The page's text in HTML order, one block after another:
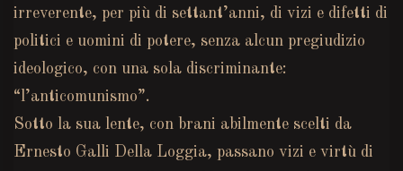
irreverente, per più di settant’anni, di vizi e difetti di
politici e uomini di potere, senza alcun pregiudizio
ideologico, con una sola discriminante:
“l’anticomunismo”.
Sotto la sua lente, con brani abilmente scelti da
Ernesto Galli Della Loggia, passano vizi e virtù di